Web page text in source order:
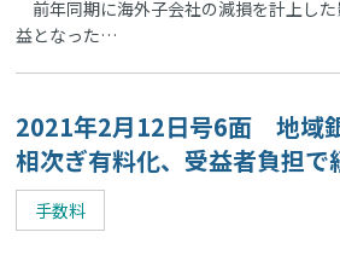
前年同期に海外子会社の減損を計上し
益となった…
2021年2月12日号6面 地域
相次ぎ有料化、受益者負担で
手数料